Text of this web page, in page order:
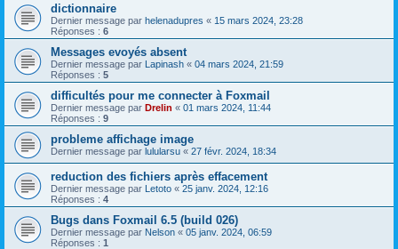
dictionnaire
Dernier message par helenadupres « 15 mars 2024, 23:28
Réponses : 6
Messages evoyés absent
Dernier message par Lapinash « 04 mars 2024, 21:59
Réponses : 5
difficultés pour me connecter à Foxmail
Dernier message par Drelin « 01 mars 2024, 11:44
Réponses : 9
probleme affichage image
Dernier message par lulularsu « 27 févr. 2024, 18:34
reduction des fichiers après effacement
Dernier message par Letoto « 25 janv. 2024, 12:16
Réponses : 4
Bugs dans Foxmail 6.5 (build 026)
Dernier message par Nelson « 05 janv. 2024, 06:59
Réponses : 1